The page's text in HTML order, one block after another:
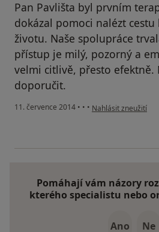
Pan Pavlišta byl prvním
dokázal pomoci nalézt
životu. Naše spolupráce
přístup je milý, pozorný a
velmi citlivě, přesto efektně.
doporučit.
11. července 2014 • • • podle názoru
Nahlásit zneužití
Pomáhají vám názory
kterého specialistu nebo
Ano Ne